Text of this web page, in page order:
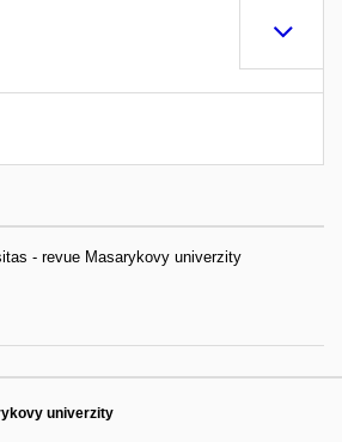
- revue Masarykovy univerzity
univerzity